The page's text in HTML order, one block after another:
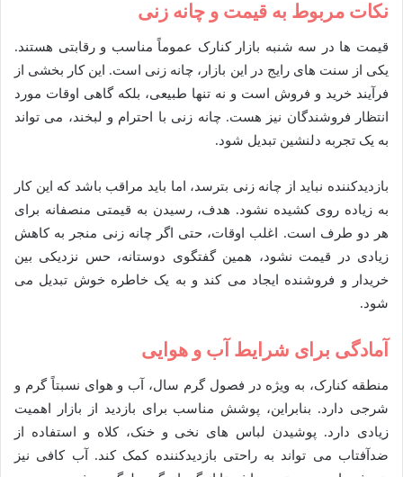
نکات مربوط به قیمت و چانه زنی
قیمت ها در سه شنبه بازار کنارک عموماً مناسب و رقابتی هستند.
یکی از سنت های رایج در این بازار، چانه زنی است. این کار بخشی از
فرآیند خرید و فروش است و نه تنها طبیعی، بلکه گاهی اوقات مورد
انتظار فروشندگان نیز هست. چانه زنی با احترام و لبخند، می تواند
به یک تجربه دلنشین تبدیل شود.
بازدیدکننده نباید از چانه زنی بترسد، اما باید مراقب باشد که این کار
به زیاده روی کشیده نشود. هدف، رسیدن به قیمتی منصفانه برای
هر دو طرف است. اغلب اوقات، حتی اگر چانه زنی منجر به کاهش
زیادی در قیمت نشود، همین گفتگوی دوستانه، حس نزدیکی بین
خریدار و فروشنده ایجاد می کند و به یک خاطره خوش تبدیل می
شود.
آمادگی برای شرایط آب و هوایی
منطقه کنارک، به ویژه در فصول گرم سال، آب و هوای نسبتاً گرم و
شرجی دارد. بنابراین، پوشش مناسب برای بازدید از بازار اهمیت
زیادی دارد. پوشیدن لباس های نخی و خنک، کلاه و استفاده از
ضدآفتاب می تواند به راحتی بازدیدکننده کمک کند. آب کافی نیز